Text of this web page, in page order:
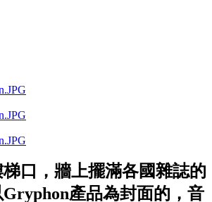
口，牆上擺滿各國雜誌的
產品為封面的，音